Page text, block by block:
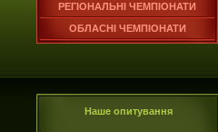
РЕГІОНАЛЬНІ ЧЕМПІОНАТИ
ОБЛАСНІ ЧЕМПІОНАТИ
Наше опитування